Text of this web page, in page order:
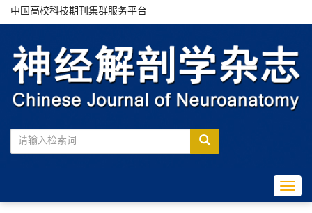
中国高校科技期刊集群服务平台